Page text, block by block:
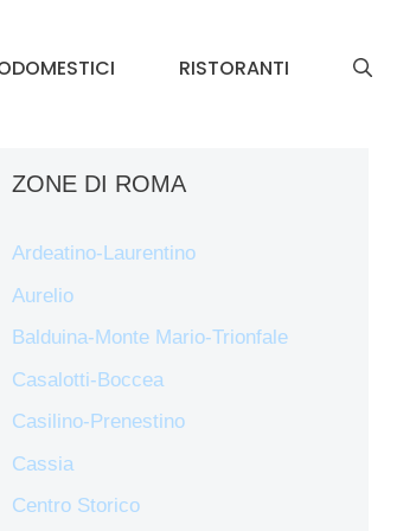
RISTORANTI
ZONE DI ROMA
Ardeatino-Laurentino
Aurelio
Balduina-Monte Mario-Trionfale
Casalotti-Boccea
Casilino-Prenestino
Cassia
Centro Storico